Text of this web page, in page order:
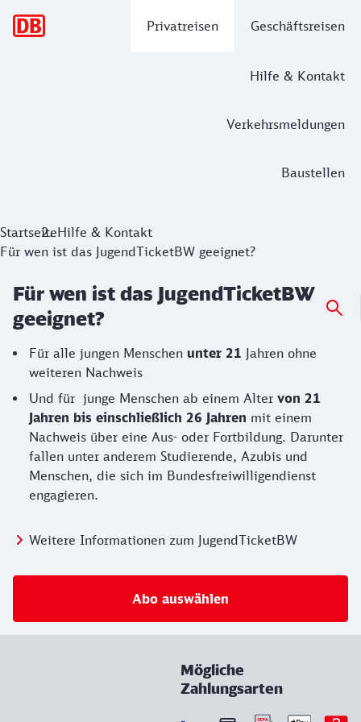
Privatreisen Geschäftsreisen
Hilfe & Kontakt
Verkehrsmeldungen
Baustellen
StartseiteHilfe & Kontakt
Für wen ist das JugendTicketBW geeignet?
Für wen ist das JugendTicketBW
geeignet?
Für alle jungen Menschen unter 21 Jahren ohne
weiteren Nachweis
Und für junge Menschen ab einem Alter von 21
Jahren bis einschließlich 26 Jahren mit einem
Nachweis über eine Aus- oder Fortbildung. Darunter
fallen unter anderem Studierende, Azubis und
Menschen, die sich im Bundesfreiwilligendienst
engagieren.
Weitere Informationen zum JugendTicketBW
Abo auswählen
Mögliche
Zahlungsarten